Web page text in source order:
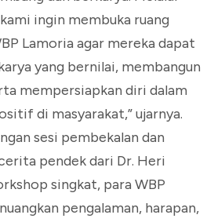
ingin membuka ruang
Lamoria agar mereka dapat
yang bernilai, membangun
mempersiapkan diri dalam
di masyarakat,” ujarnya.
sesi pembekalan dan
pendek dari Dr. Heri
singkat, para WBP
pengalaman, harapan,